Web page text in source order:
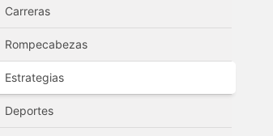
Carreras
Rompecabezas
Estrategias
Deportes